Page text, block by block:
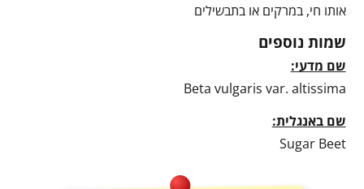
אותו חי, במרקים או בתבשילים
שמות נוספים
שם מדעי:
Beta vulgaris var. altissima
שם באנגלית:
Sugar Beet